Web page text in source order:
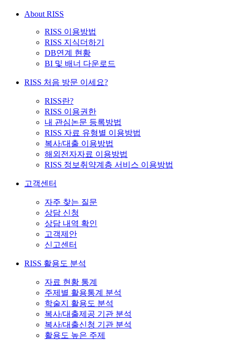
About RISS
RISS 이용방법
RISS 지식더하기
DB연계 현황
BI 및 배너 다운로드
RISS 처음 방문 이세요?
RISS란?
RISS 이용권한
내 관심논문 등록방법
RISS 자료 유형별 이용방법
복사/대출 이용방법
해외전자자료 이용방법
RISS 정보취약계층 서비스 이용방법
고객센터
자주 찾는 질문
상담 신청
상담 내역 확인
고객제안
신고센터
RISS 활용도 분석
자료 현황 통계
주제별 활용통계 분석
학술지 활용도 분석
복사/대출제공 기관 분석
복사/대출신청 기관 분석
활용도 높은 주제